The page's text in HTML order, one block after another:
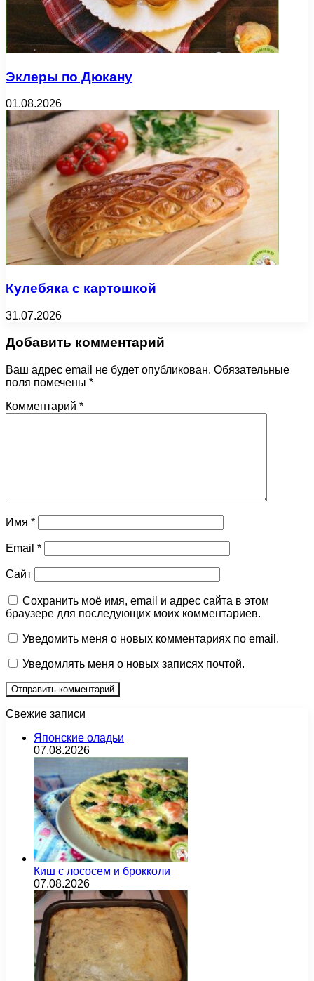
Эклеры по Дюкану
01.08.2026
Кулебяка с картошкой
31.07.2026
Добавить комментарий
Ваш адрес email не будет опубликован. Обязательные
поля помечены *
Комментарий *
Имя *
Email *
Сайт
Сохранить моё имя, email и адрес сайта в этом
браузере для последующих моих комментариев.
Уведомить меня о новых комментариях по email.
Уведомлять меня о новых записях почтой.
Свежие записи
Японские оладьи
07.08.2026
Киш с лососем и брокколи
07.08.2026